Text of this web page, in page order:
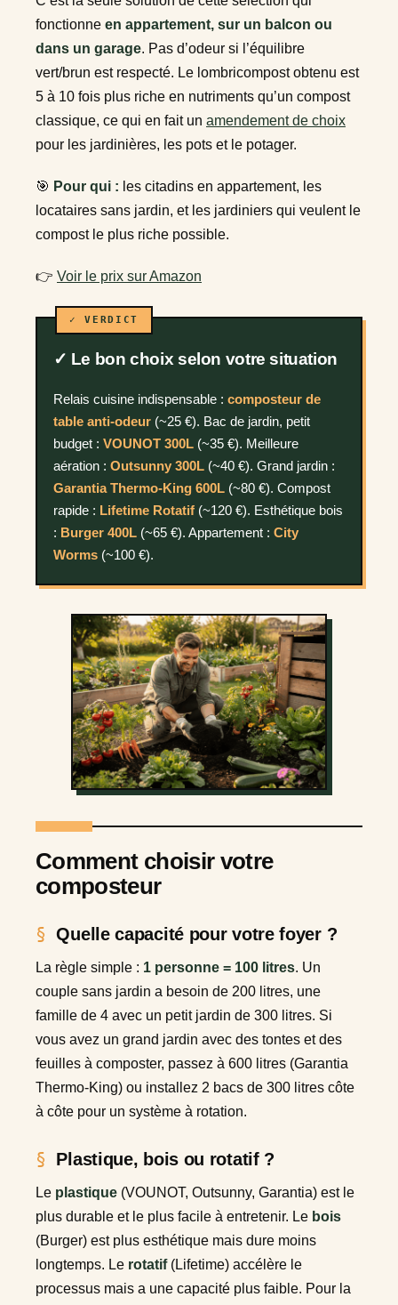
fonctionne en appartement, sur un balcon ou
dans un garage. Pas d’odeur si l’équilibre
vert/brun est respecté. Le lombricompost obtenu est
5 à 10 fois plus riche en nutriments qu’un compost
classique, ce qui en fait un amendement de choix
pour les jardinières, les pots et le potager.
🎯 Pour qui : les citadins en appartement, les
locataires sans jardin, et les jardiniers qui veulent le
compost le plus riche possible.
👉 Voir le prix sur Amazon
✓ Le bon choix selon votre situation
Relais cuisine indispensable : composteur de
table anti-odeur (~25 €). Bac de jardin, petit
budget : VOUNOT 300L (~35 €). Meilleure
aération : Outsunny 300L (~40 €). Grand jardin :
Garantia Thermo-King 600L (~80 €). Compost
rapide : Lifetime Rotatif (~120 €). Esthétique bois
: Burger 400L (~65 €). Appartement : City
Worms (~100 €).
Comment choisir votre
composteur
Quelle capacité pour votre foyer ?
La règle simple : 1 personne = 100 litres. Un
couple sans jardin a besoin de 200 litres, une
famille de 4 avec un petit jardin de 300 litres. Si
vous avez un grand jardin avec des tontes et des
feuilles à composter, passez à 600 litres (Garantia
Thermo-King) ou installez 2 bacs de 300 litres côte
à côte pour un système à rotation.
Plastique, bois ou rotatif ?
Le plastique (VOUNOT, Outsunny, Garantia) est le
plus durable et le plus facile à entretenir. Le bois
(Burger) est plus esthétique mais dure moins
longtemps. Le rotatif(Lifetime) accélère le
processus mais a une capacité plus faible. Pour la